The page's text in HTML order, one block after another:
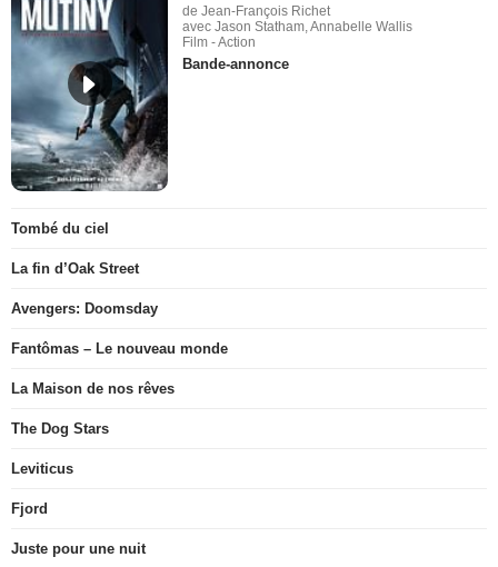
de Jean-François Richet
avec Jason Statham, Annabelle Wallis
Film - Action
Bande-annonce
Tombé du ciel
La fin d’Oak Street
Avengers: Doomsday
Fantômas – Le nouveau monde
La Maison de nos rêves
The Dog Stars
Leviticus
Fjord
Juste pour une nuit